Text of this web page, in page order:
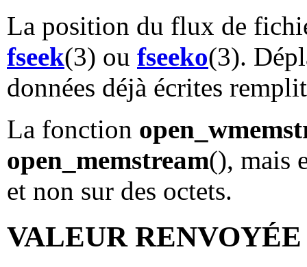
La position du flux de
fseek(3) ou fseeko(3).
données déjà écrites
La fonction
open_memstream(), mais
et non sur des octets.
VALEUR RENVOYÉE